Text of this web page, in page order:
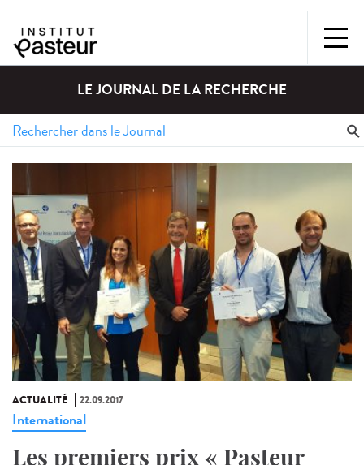
LE JOURNAL DE LA RECHERCHE
ACTUALITÉ 22.09.2017
International
Les premiers prix « Pasteur